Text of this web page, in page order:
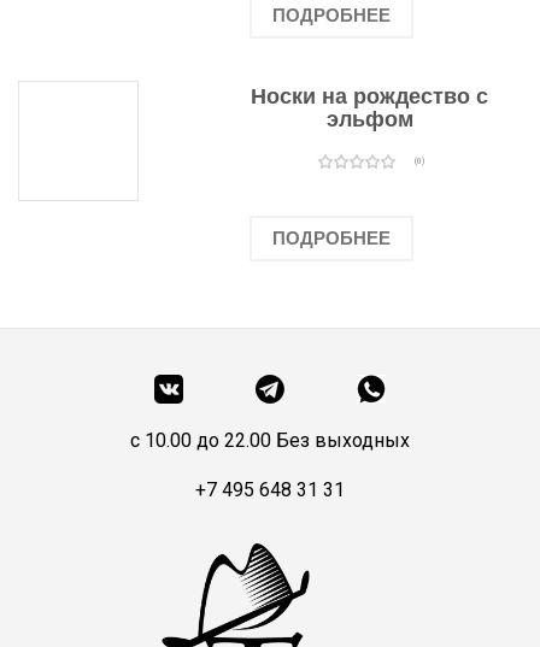
ПОДРОБНЕЕ
Носки на рождество с
эльфом
(0)
ПОДРОБНЕЕ
c 10.00 до 22.00 Без выходных
+7 495 648 31 31